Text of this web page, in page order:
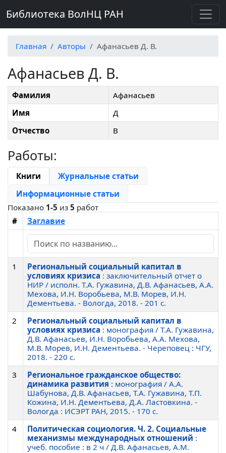
Библиотека ВолНЦ РАН
Главная Авторы Афанасьев Д. В.
Афанасьев Д. В.
Фамилия
Афанасьев
Имя
Д
Отчество
В
Работы:
Книги
Журнальные статьи
Информационные статьи
Показано 1-5 из 5 работ
#
Заглавие
1
Региональный социальный капитал в
условиях кризиса : заключительный отчет о
НИР / исполн. Т.А. Гужавина, Д.В. Афанасьев, А.А.
Мехова, И.Н. Воробьева, М.В. Морев, И.Н.
Дементьева. - Вологда, 2018. - 201 c.
2
Региональный социальный капитал в
условиях кризиса : монография / Т.А. Гужавина,
Д.В. Афанасьев, И.Н. Воробьева, А.А. Мехова,
М.В. Морев, И.Н. Дементьева. - Череповец : ЧГУ,
2018. - 220 c.
3
Региональное гражданское общество:
динамика развития : монография / А.А.
Шабунова, Д.В. Афанасьев, Т.А. Гужавина, Т.П.
Кожина, И.Н. Дементьева, Д.А. Ластовкина. -
Вологда : ИСЭРТ РАН, 2015. - 170 c.
4
Политическая социология. Ч. 2. Социальные
механизмы международных отношений :
учеб. пособие : в 2 ч / Д.В. Афанасьев, А.М.